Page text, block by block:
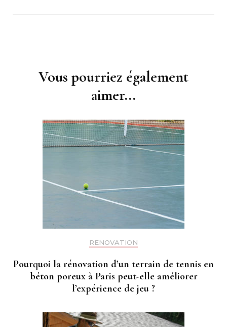
Vous pourriez également
aimer...
RENOVATION
Pourquoi la rénovation d’un terrain de tennis en
béton poreux à Paris peut-elle améliorer
l’expérience de jeu ?